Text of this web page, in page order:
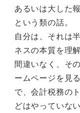
あるいは大した
という類の話。
自分は、それは
ネスの本質を理
間違いなく、そ
ームページを見
で、会計税務の
どはやっていない